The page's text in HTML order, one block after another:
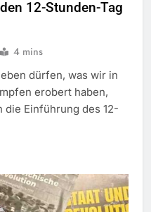
12-Stunden-Tag
4 mins
dürfen, was wir in
erobert haben,
die Einführung des 12-